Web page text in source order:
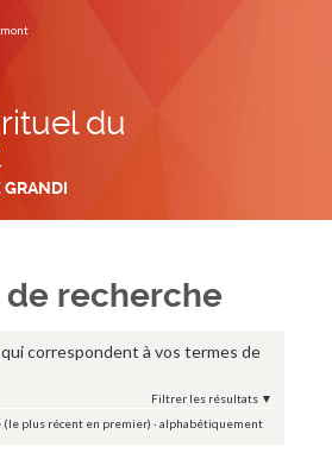
du
GRANDI
recherche
correspondent à vos termes de
Filtrer les résultats
(le plus récent en premier) · alphabétiquement